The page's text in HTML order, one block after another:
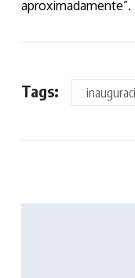
aproximadamente”.
Tags: